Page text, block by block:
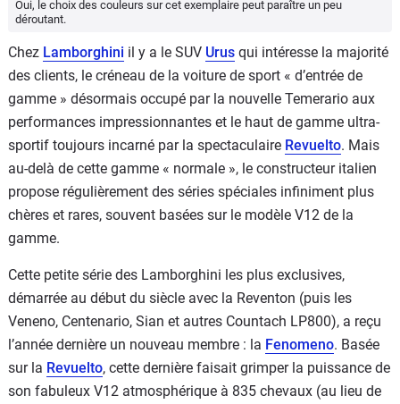
Oui, le choix des couleurs sur cet exemplaire peut paraître un peu
déroutant.
Chez Lamborghini il y a le SUV Urus qui intéresse la majorité
des clients, le créneau de la voiture de sport « d’entrée de
gamme » désormais occupé par la nouvelle Temerario aux
performances impressionnantes et le haut de gamme ultra-
sportif toujours incarné par la spectaculaire Revuelto. Mais
au-delà de cette gamme « normale », le constructeur italien
propose régulièrement des séries spéciales infiniment plus
chères et rares, souvent basées sur le modèle V12 de la
gamme.
Cette petite série des Lamborghini les plus exclusives,
démarrée au début du siècle avec la Reventon (puis les
Veneno, Centenario, Sian et autres Countach LP800), a reçu
l’année dernière un nouveau membre : la Fenomeno. Basée
sur la Revuelto, cette dernière faisait grimper la puissance de
son fabuleux V12 atmosphérique à 835 chevaux (au lieu de